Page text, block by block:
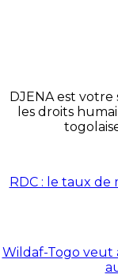
DJENA est
les droits
RDC : le taux
Wildaf-Togo